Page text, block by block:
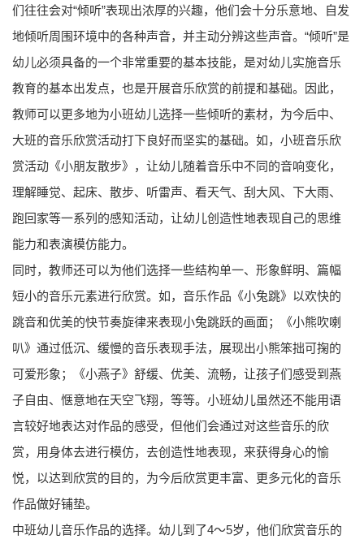
们往往会对“倾听”表现出浓厚的兴趣，他们会十分乐意地、自发
地倾听周围环境中的各种声音，并主动分辨这些声音。“倾听”是
幼儿必须具备的一个非常重要的基本技能，是对幼儿实施音乐
教育的基本出发点，也是开展音乐欣赏的前提和基础。因此，
教师可以更多地为小班幼儿选择一些倾听的素材，为今后中、
大班的音乐欣赏活动打下良好而坚实的基础。如，小班音乐欣
赏活动《小朋友散步》，让幼儿随着音乐中不同的音响变化，
理解睡觉、起床、散步、听雷声、看天气、刮大风、下大雨、
跑回家等一系列的感知活动，让幼儿创造性地表现自己的思维
能力和表演模仿能力。
同时，教师还可以为他们选择一些结构单一、形象鲜明、篇幅
短小的音乐元素进行欣赏。如，音乐作品《小兔跳》以欢快的
跳音和优美的快节奏旋律来表现小兔跳跃的画面；《小熊吹喇
叭》通过低沉、缓慢的音乐表现手法，展现出小熊笨拙可掬的
可爱形象；《小燕子》舒缓、优美、流畅，让孩子们感受到燕
子自由、惬意地在天空飞翔，等等。小班幼儿虽然还不能用语
言较好地表达对作品的感受，但他们会通过对这些音乐的欣
赏，用身体去进行模仿，去创造性地表现，来获得身心的愉
悦，以达到欣赏的目的，为今后欣赏更丰富、更多元化的音乐
作品做好铺垫。
中班幼儿音乐作品的选择。幼儿到了4～5岁，他们欣赏音乐的